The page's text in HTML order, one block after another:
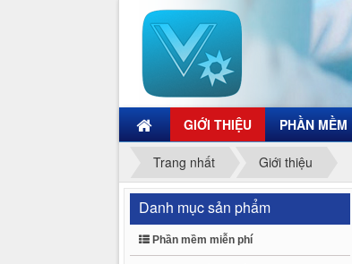
GIỚI THIỆU PHẦN MỀM
Trang nhất Giới thiệu
Danh mục sản phẩm
Phần mềm miễn phí